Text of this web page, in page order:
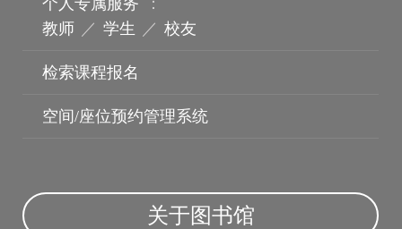
个人专属服务
：
教师 ／ 学生 ／ 校友
检索课程报名
空间/座位预约管理系统
关于图书馆